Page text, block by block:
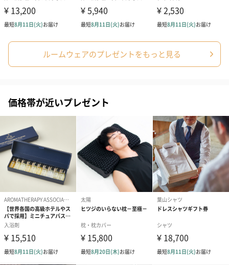
プリザーブドフラワー
ブーケ（ピンク）
（2,580円）
プリザーブドフラワー
ブーケ（ブルー）
（2,580円）
アミュレット
ク）（1,500
ぬいぐるみ
愛らしいぬいぐるみを同梱してお届けします。
誕生日・記念日・出産祝いなどのシーンにおすすめです。
フラワーテディベア
（2,390円）
テディベア（バニラ）
（1,760円）
テディベア（
ル）（1,760円
ルームウェアのプレゼントをもっと見る
価格帯が近いプレゼント